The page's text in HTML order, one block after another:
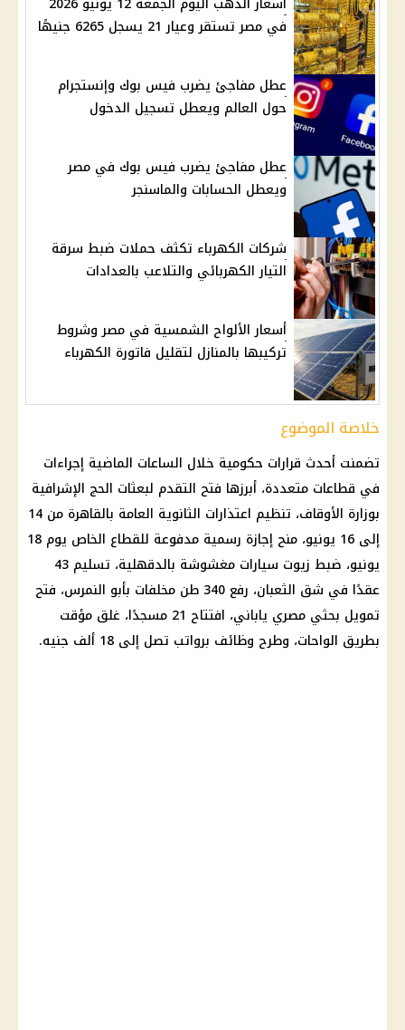
في مصر تستقر وعيار 21 يسجل 6265 جنيهًا
عطل مفاجئ يضرب فيس بوك وإنستجرام
حول العالم ويعطل تسجيل الدخول
عطل مفاجئ يضرب فيس بوك في مصر
ويعطل الحسابات والماسنجر
شركات الكهرباء تكثف حملات ضبط سرقة
التيار الكهربائي والتلاعب بالعدادات
أسعار الألواح الشمسية في مصر وشروط
تركيبها بالمنازل لتقليل فاتورة الكهرباء
خلاصة الموضوع
تضمنت أحدث قرارات حكومية خلال الساعات الماضية إجراءات
في قطاعات متعددة، أبرزها فتح التقدم لبعثات الحج الإشرافية
بوزارة الأوقاف، تنظيم اعتذارات الثانوية العامة
بالقاهرة من 14
إلى 16 يونيو، منح إجازة رسمية مدفوعة للقطاع الخاص يوم 18
يونيو، ضبط زيوت سيارات مغشوشة
بالدقهلية، تسليم 43
عقدًا في شق الثعبان، رفع 340 طن مخلفات بأبو النمرس، فتح
تمويل
بحثي مصري ياباني، افتتاح 21 مسجدًا، غلق مؤقت
بطريق الواحات، وطرح وظائف برواتب تصل إلى 18 ألف جنيه.